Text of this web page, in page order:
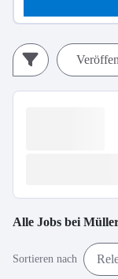
Alle Jobs bei
Sortieren nach